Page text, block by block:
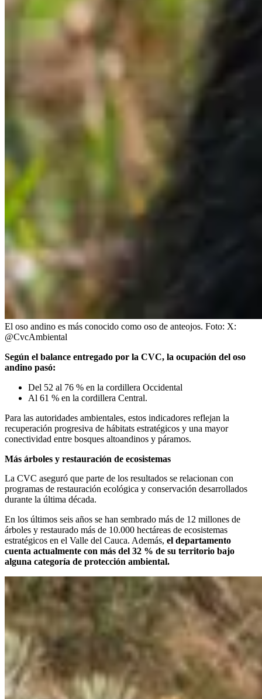
El oso andino es más conocido como oso de anteojos. Foto: X:
@CvcAmbiental
Según el balance entregado por la CVC, la ocupación del oso
andino pasó:
Del 52 al 76 % en la cordillera Occidental
Al 61 % en la cordillera Central.
Para las autoridades ambientales, estos indicadores reflejan la
recuperación progresiva de hábitats estratégicos y una mayor
conectividad entre bosques altoandinos y páramos.
Más árboles y restauración de ecosistemas
La CVC aseguró que parte de los resultados se relacionan con
programas de restauración ecológica y conservación desarrollados
durante la última década.
En los últimos seis años se han sembrado más de 12 millones de
árboles y restaurado más de 10.000 hectáreas de ecosistemas
estratégicos en el Valle del Cauca. Además, el departamento
cuenta actualmente con más del 32 % de su territorio bajo
alguna categoría de protección ambiental.